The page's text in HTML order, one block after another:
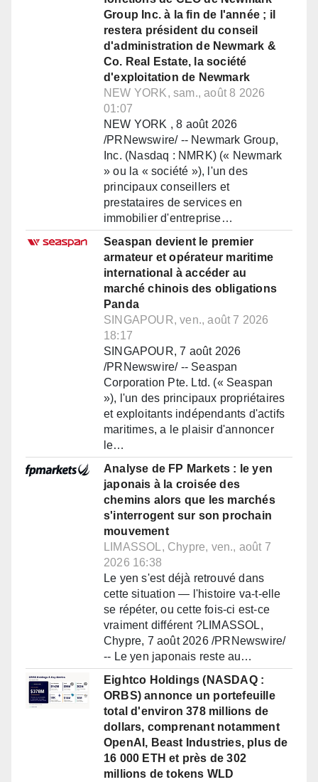
Group Inc. à la fin de l'année ; il
restera président du conseil
d'administration de Newmark &
Co. Real Estate, la société
d'exploitation de Newmark
NEW YORK, sam., août 8 2026
01:07
NEW YORK , 8 août 2026
/PRNewswire/ -- Newmark Group,
Inc. (Nasdaq : NMRK) (« Newmark
» ou la « société »), l'un des
principaux conseillers et
prestataires de services en
immobilier d'entreprise…
Seaspan devient le premier
armateur et opérateur maritime
international à accéder au
marché chinois des obligations
Panda
SINGAPOUR, ven., août 7 2026
18:17
SINGAPOUR, 7 août 2026
/PRNewswire/ -- Seaspan
Corporation Pte. Ltd. (« Seaspan
»), l'un des principaux propriétaires
et exploitants indépendants d'actifs
maritimes, a le plaisir d'annoncer
le…
Analyse de FP Markets : le yen
japonais à la croisée des
chemins alors que les marchés
s'interrogent sur son prochain
mouvement
LIMASSOL, Chypre, ven., août 7
2026 16:38
Le yen s'est déjà retrouvé dans
cette situation — l'histoire va-t-elle
se répéter, ou cette fois-ci est-ce
vraiment différent ?LIMASSOL,
Chypre, 7 août 2026 /PRNewswire/
-- Le yen japonais reste au…
Eightco Holdings (NASDAQ :
ORBS) annonce un portefeuille
total d'environ 378 millions de
dollars, comprenant notamment
OpenAI, Beast Industries, plus de
16 000 ETH et près de 302
millions de tokens WLD